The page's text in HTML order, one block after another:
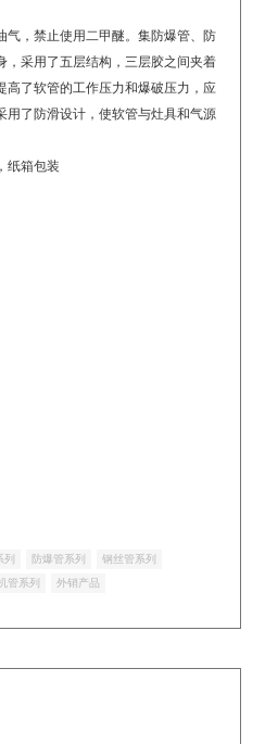
气，禁止使用二甲醚。集防爆管、防
，采用了五层结构，三层胶之间夹着
高了软管的工作压力和爆破压力，应
用了防滑设计，使软管与灶具和气源
纸箱包装
列 防爆管系列
钢丝管系列
管系列 外销产品